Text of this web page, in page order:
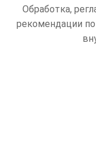
Обработка,
рекомендации